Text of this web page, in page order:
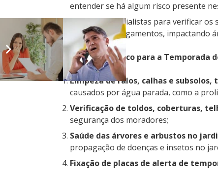
entender se há algum risco presente
Contrate especialistas para verificar os
resultar em alagamentos, impactando
As Tarefas do Síndico para a Temporada
Limpeza de ralos, calhas e
causados por água parada, como a
Verificação de toldos, coberturas,
segurança dos moradores;
Saúde das árvores e arbustos no
propagação de doenças e insetos no
Fixação de placas de alerta de